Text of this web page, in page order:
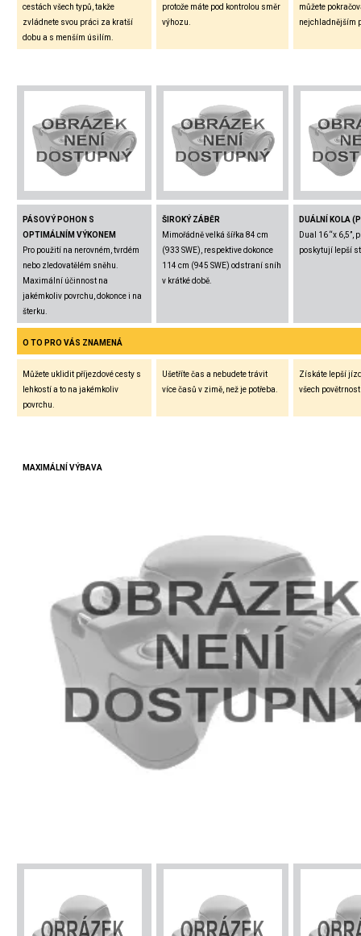
cestách všech typů, takže
zvládnete svou práci za kratší
dobu a s menším úsilím.
protože máte pod kontrolou směr
výhozu.
můžete
nejchladnějším
PÁSOVÝ POHON S
OPTIMÁLNÍM VÝKONEM
Pro použití na nerovném, tvrdém
nebo zledovatělém sněhu.
Maximální účinnost na
jakémkoliv povrchu, dokonce i na
šterku.
ŠIROKÝ ZÁBĚR
Mimořádně velká šířka 84 cm
(933 SWE), respektive dokonce
114 cm (945 SWE) odstraní sníh
v krátké době.
DUÁLNÍ KOLA
Dual 16 “x 6,5”,
poskytují lepší
O TO PRO VÁS ZNAMENÁ
Můžete uklidit příjezdové cesty s
lehkostí a to na jakémkoliv
povrchu.
Ušetříte čas a nebudete trávit
více časů v zimě, než je potřeba.
Získáte lepší
všech
MAXIMÁLNÍ VÝBAVA